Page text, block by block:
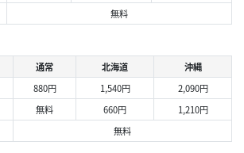
無料
通常 北海道
沖縄
880円 1,540円
2,090円
無料 660円
1,210円
無料